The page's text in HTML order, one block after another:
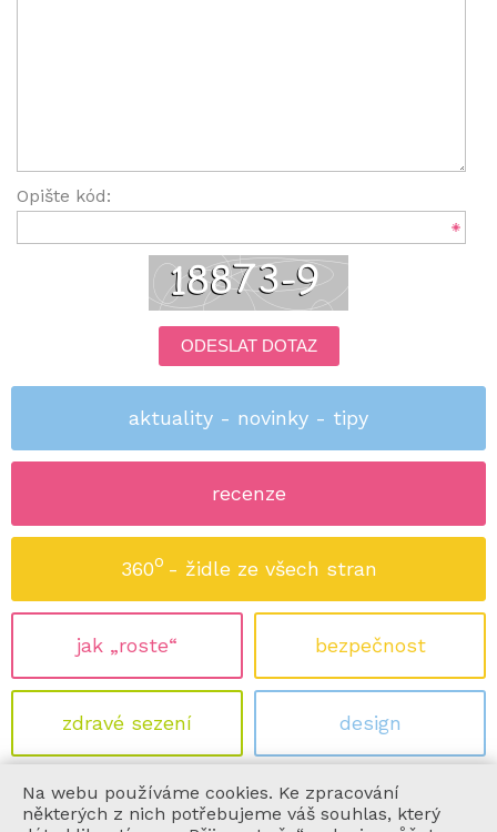
Opište kód:
ODESLAT DOTAZ
aktuality - novinky - tipy
recenze
360o
- židle ze všech stran
jak „roste“ bezpečnost
zdravé sezení design
ekologie certifikace
Na webu používáme cookies. Ke zpracování
některých z nich potřebujeme váš souhlas, který